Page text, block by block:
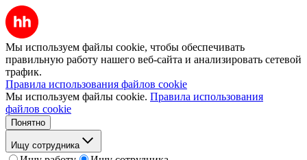
Мы используем файлы cookie, чтобы обеспечивать
правильную работу нашего веб-сайта и анализировать сетевой
трафик.
Правила использования файлов cookie
Мы используем файлы cookie. Правила использования
файлов cookie
Понятно
Ищу сотрудника